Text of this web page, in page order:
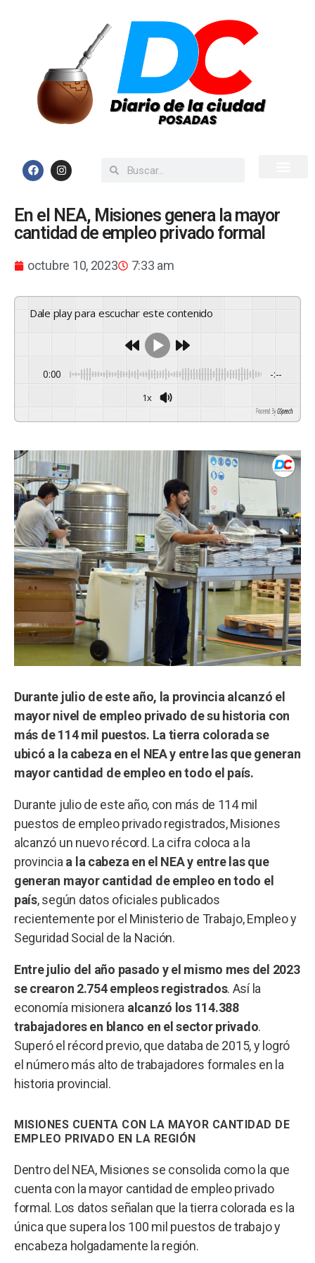
En el NEA, Misiones genera la mayor
cantidad de empleo privado formal
octubre 10, 2023 7:33 am
Dale play para escuchar este contenido
0:00 -:--
1x
Powered By GSpeech
Durante julio de este año, la provincia alcanzó el
mayor nivel de empleo privado de su historia con
más de 114 mil puestos. La tierra colorada se
ubicó a la cabeza en el NEA y entre las que generan
mayor cantidad de empleo en todo el país.
Durante julio de este año, con más de 114 mil
puestos de empleo privado registrados, Misiones
alcanzó un nuevo récord. La cifra coloca a la
provincia a la cabeza en el NEA y entre las que
generan mayor cantidad de empleo en todo el
país, según datos oficiales publicados
recientemente por el Ministerio de Trabajo, Empleo y
Seguridad Social de la Nación.
Entre julio del año pasado y el mismo mes del 2023
se crearon 2.754 empleos registrados. Así la
economía misionera alcanzó los 114.388
trabajadores en blanco en el sector privado.
Superó el récord previo, que databa de 2015, y logró
el número más alto de trabajadores formales en la
historia provincial.
MISIONES CUENTA CON LA MAYOR CANTIDAD DE
EMPLEO PRIVADO EN LA REGIÓN
Dentro del NEA, Misiones se consolida como la que
cuenta con la mayor cantidad de empleo privado
formal. Los datos señalan que la tierra colorada es la
única que supera los 100 mil puestos de trabajo y
encabeza holgadamente la región.